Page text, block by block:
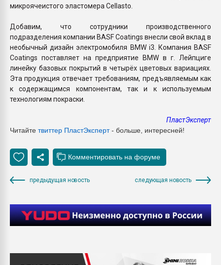
микроячеистого эластомера Cellasto.
Добавим, что сотрудники производственного
подразделения компании BASF Coatings внесли свой вклад в
необычный дизайн электромобиля BMW i3. Компания BASF
Coatings поставляет на предприятие BMW в г. Лейпциге
линейку базовых покрытий в четырёх цветовых вариациях.
Эта продукция отвечает требованиям, предъявляемым как
к содержащимся компонентам, так и к используемым
технологиям покраски.
ПластЭксперт
Читайте твиттер ПластЭксперт- больше, интересней!
предыдущая новость следующая новость